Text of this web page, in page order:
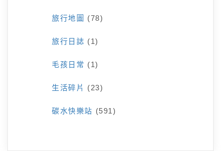
旅行地圖 (78)
旅行日誌 (1)
毛孩日常 (1)
生活碎片 (23)
碳水快樂站 (591)